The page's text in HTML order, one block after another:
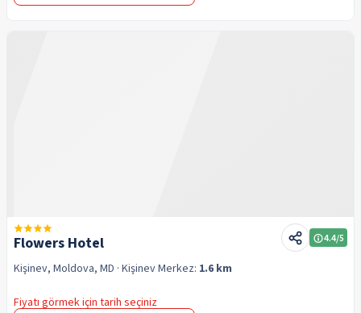
Flowers Hotel 4.4/5
Kişinev, Moldova, MD · KişinevMerkez: 1.6 km
Fiyatı görmek için tarih seçiniz